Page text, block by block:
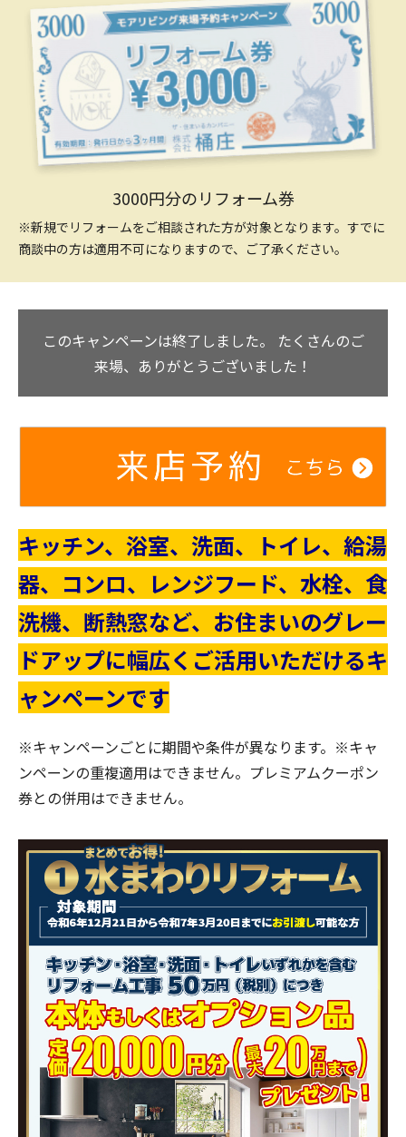
3000円分のリフォーム券
※新規でリフォームをご相談された方が対象となります。すでに
商談中の方は適用不可になりますので、ご了承ください。
このキャンペーンは終了しました。
たくさんのご
来場、ありがとうございました！
キッチン、浴室、洗面、トイレ、給湯
器、コンロ、レンジフード、水栓、食
洗機、断熱窓など、お住まいのグレー
ドアップに幅広くご活用いただけるキ
ャンペーンです
※キャンペーンごとに期間や条件が異なります。※キャ
ンペーンの重複適用はできません。プレミアムクーポン
券との併用はできません。